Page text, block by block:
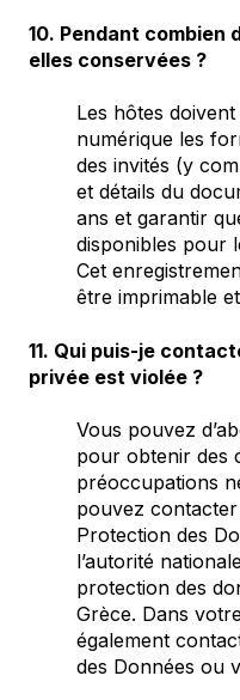
10. Pendant combien
elles conservées ?
Les hôtes
numérique les
des invités (y
et détails du
ans et garantir
disponibles pour
Cet
être imprimable
11. Qui puis-je
privée est violée ?
Vous pouvez
pour obtenir des
préoccupations
pouvez contacter
Protection des
l’autorité
protection des
Grèce. Dans
également
des Données ou